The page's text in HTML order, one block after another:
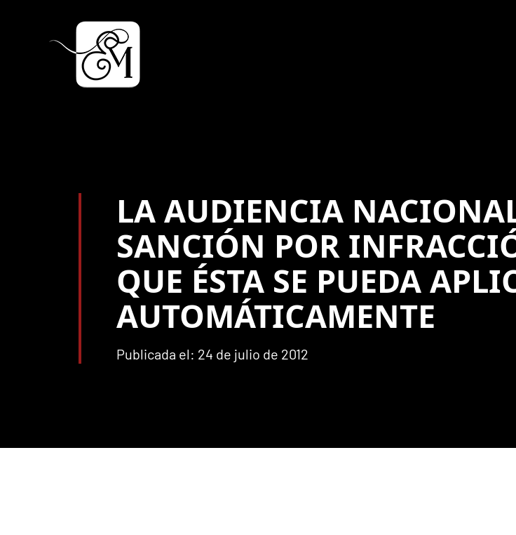
LA AUDIENCIA
SANCIÓN POR
QUE ÉSTA SE PUEDA
AUTOMÁTICAMENTE
Publicada el: 24 de julio de 2012